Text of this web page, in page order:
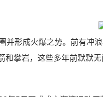
并形成火爆之势。前有冲
和攀岩，这些多年前默默